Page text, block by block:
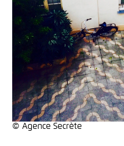
© Agence Secrète